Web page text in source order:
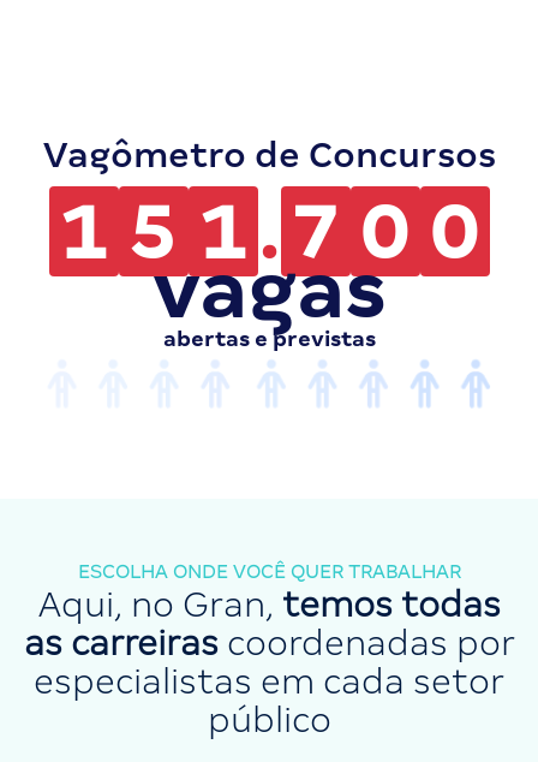
Vagômetro de Concursos
1 5 1. 7 0 0
vagas
abertas e previstas
ESCOLHA ONDE VOCÊ QUER TRABALHAR
Aqui, no Gran, temos todas
as carreirascoordenadas por
especialistas em cada setor
público